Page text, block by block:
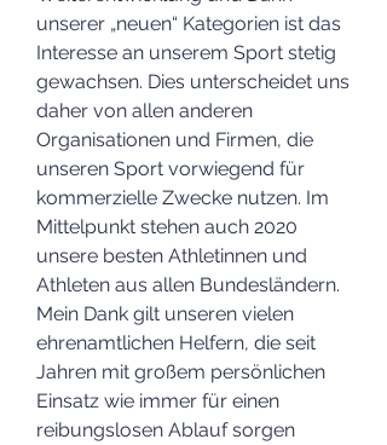
unserer „neuen“ Kategorien ist das
Interesse an unserem Sport stetig
gewachsen. Dies unterscheidet uns
daher von allen anderen
Organisationen und Firmen, die
unseren Sport vorwiegend für
kommerzielle Zwecke nutzen. Im
Mittelpunkt stehen auch 2020
unsere besten Athletinnen und
Athleten aus allen Bundesländern.
Mein Dank gilt unseren vielen
ehrenamtlichen Helfern, die seit
Jahren mit großem persönlichen
Einsatz wie immer für einen
reibungslosen Ablauf sorgen